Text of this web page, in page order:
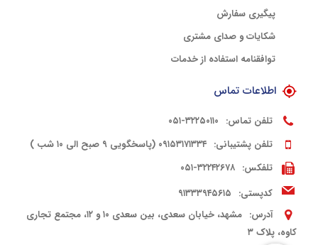
پیگیری سفارش
شکایات و صدای مشتری
توافقنامه استفاده از خدمات
اطلاعات تماس
تلفن تماس: ۳۲۲۵۰۱۱۰-۰۵۱
تلفن پشتیبانی: ۰۹۱۵۳۱۷۱۳۳۴ (پاسخگویی ۹ صبح الی ۱۰ شب )
تلفکس: ۳۲۲۴۲۶۷۸-۰۵۱
کدپستی: ۹۱۳۳۳۹۴۵۶۱۵
آدرس:
مشهد، خیابان سعدی، بین سعدی ۱۰ و ۱۲، مجتمع تجاری
کاوه، پلاک ۳